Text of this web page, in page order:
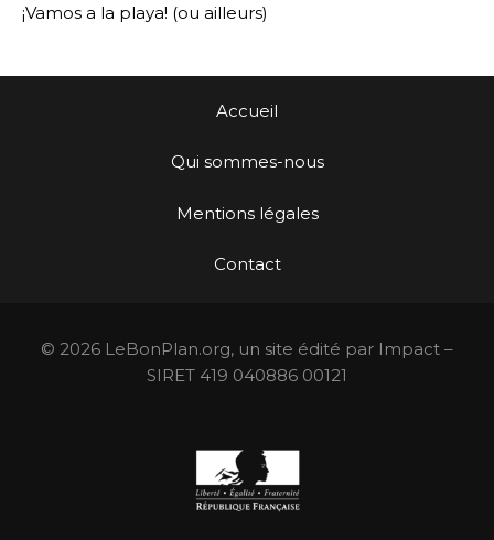
¡Vamos a la playa! (ou ailleurs)
Accueil
Qui sommes-nous
Mentions légales
Contact
© 2026 LeBonPlan.org, un site édité par Impact –
SIRET 419 040886 00121